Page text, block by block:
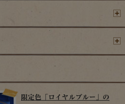
限定色「ロイヤルブルー」の